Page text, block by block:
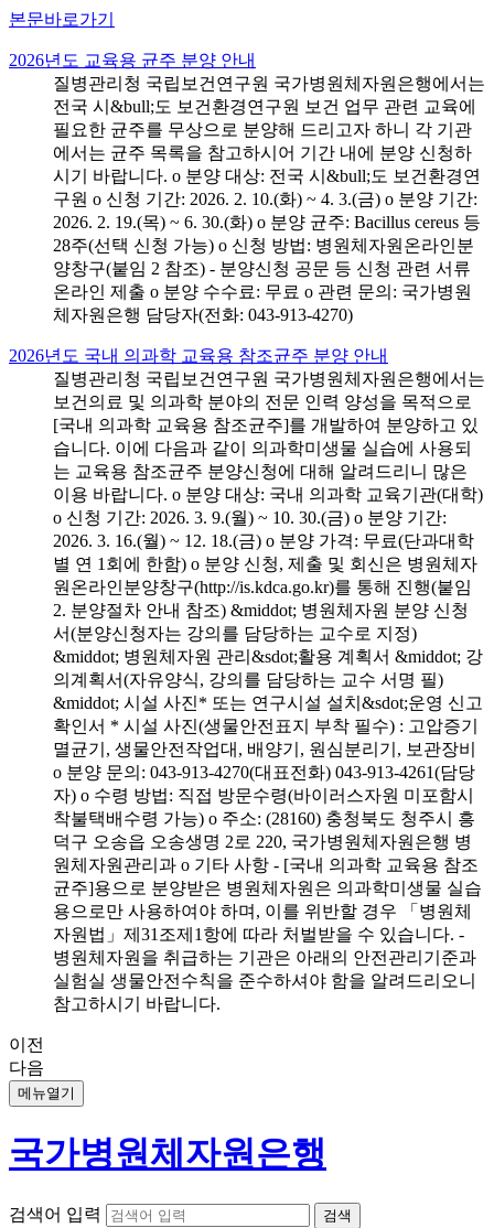
본문바로가기
2026년도 교육용 균주 분양 안내
질병관리청 국립보건연구원 국가병원체자원은행에서는
전국 시&bull;도 보건환경연구원 보건 업무 관련 교육에
필요한 균주를 무상으로 분양해 드리고자 하니 각 기관
에서는 균주 목록을 참고하시어 기간 내에 분양 신청하
시기 바랍니다. o 분양 대상: 전국 시&bull;도 보건환경연
구원 o 신청 기간: 2026. 2. 10.(화) ~ 4. 3.(금) o 분양 기간:
2026. 2. 19.(목) ~ 6. 30.(화) o 분양 균주: Bacillus cereus 등
28주(선택 신청 가능) o 신청 방법: 병원체자원온라인분
양창구(붙임 2 참조) - 분양신청 공문 등 신청 관련 서류
온라인 제출 o 분양 수수료: 무료 o 관련 문의: 국가병원
체자원은행 담당자(전화: 043-913-4270)
2026년도 국내 의과학 교육용 참조균주 분양 안내
질병관리청 국립보건연구원 국가병원체자원은행에서는
보건의료 및 의과학 분야의 전문 인력 양성을 목적으로
[국내 의과학 교육용 참조균주]를 개발하여 분양하고 있
습니다. 이에 다음과 같이 의과학미생물 실습에 사용되
는 교육용 참조균주 분양신청에 대해 알려드리니 많은
이용 바랍니다. o 분양 대상: 국내 의과학 교육기관(대학)
o 신청 기간: 2026. 3. 9.(월) ~ 10. 30.(금) o 분양 기간:
2026. 3. 16.(월) ~ 12. 18.(금) o 분양 가격: 무료(단과대학
별 연 1회에 한함) o 분양 신청, 제출 및 회신은 병원체자
원온라인분양창구(http://is.kdca.go.kr)를 통해 진행(붙임
2. 분양절차 안내 참조) &middot; 병원체자원 분양 신청
서(분양신청자는 강의를 담당하는 교수로 지정)
&middot; 병원체자원 관리&sdot;활용 계획서 &middot; 강
의계획서(자유양식, 강의를 담당하는 교수 서명 필)
&middot; 시설 사진* 또는 연구시설 설치&sdot;운영 신고
확인서 * 시설 사진(생물안전표지 부착 필수) : 고압증기
멸균기, 생물안전작업대, 배양기, 원심분리기, 보관장비
o 분양 문의: 043-913-4270(대표전화) 043-913-4261(담당
자) o 수령 방법: 직접 방문수령(바이러스자원 미포함시
착불택배수령 가능) o 주소: (28160) 충청북도 청주시 흥
덕구 오송읍 오송생명 2로 220, 국가병원체자원은행 병
원체자원관리과 o 기타 사항 - [국내 의과학 교육용 참조
균주]용으로 분양받은 병원체자원은 의과학미생물 실습
용으로만 사용하여야 하며, 이를 위반할 경우 「병원체
자원법」제31조제1항에 따라 처벌받을 수 있습니다. -
병원체자원을 취급하는 기관은 아래의 안전관리기준과
실험실 생물안전수칙을 준수하셔야 함을 알려드리오니
참고하시기 바랍니다.
이전
다음
메뉴열기
국가병원체자원은행
검색어 입력